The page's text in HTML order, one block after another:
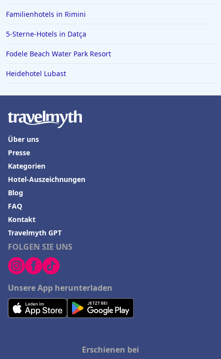
Familienhotels in Rimini
5-Sterne-Hotels in Datça
Fodele Beach Water Park Resort
Heidehotel Lubast
FOLGEN SIE UNS
Unsere App herunterladen
Über uns
Presse
Kategorien
Hotel-Auszeichnungen
Blog
FAQ
Kontakt
Travelmyth GPT
Erschienen bei